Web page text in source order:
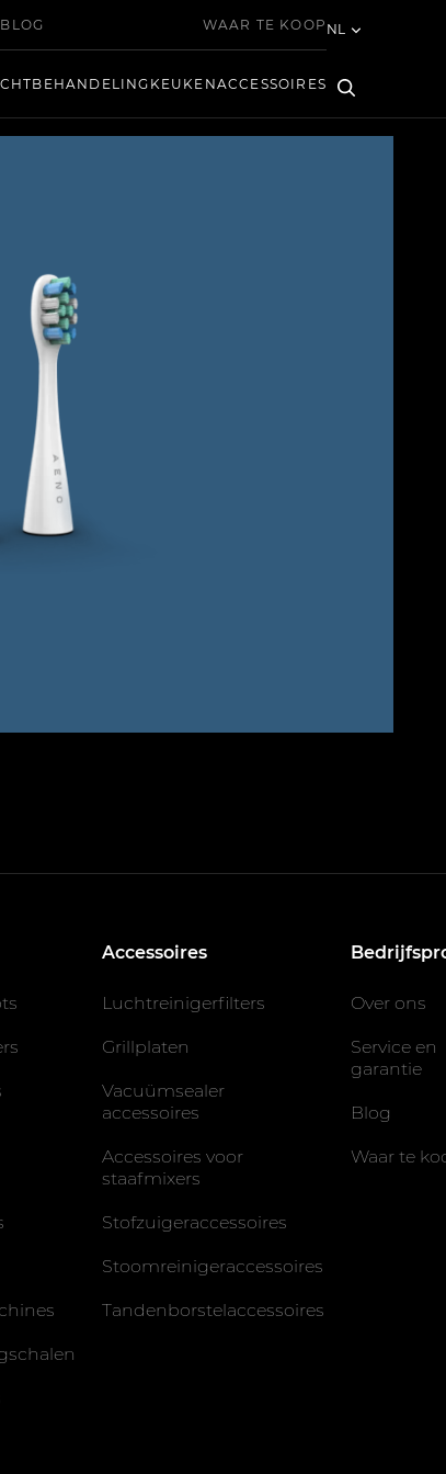
BLOG WAAR TE KOOP
KEUKENACCESSOIRES
NL
Accessoires
Luchtreinigerfilters
Grillplaten
Vacuümsealer
accessoires
Accessoires voor
staafmixers
Stofzuigeraccessoires
Stoomreinigeraccessoires
Tandenborstelaccessoires
Over ons
Service en
garantie
Blog
Waar te